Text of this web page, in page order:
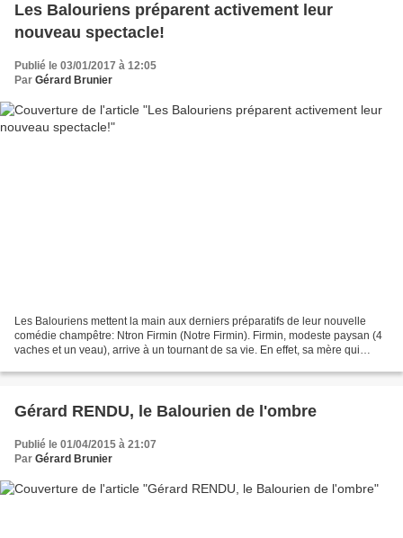
Les Balouriens préparent activement leur
nouveau spectacle!
Publié le 03/01/2017 à 12:05
Par Gérard Brunier
Les Balouriens mettent la main aux derniers préparatifs de leur nouvelle
comédie champêtre: Ntron Firmin (Notre Firmin). Firmin, modeste paysan (4
vaches et un veau), arrive à un tournant de sa vie. En effet, sa mère qui
Gérard RENDU, le Balourien de l'ombre
Publié le 01/04/2015 à 21:07
Par Gérard Brunier